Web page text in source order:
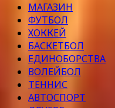
МАГАЗИН
ФУТБОЛ
ХОККЕЙ
БАСКЕТБОЛ
ЕДИНОБОРСТВА
ВОЛЕЙБОЛ
ТЕННИС
АВТОСПОРТ